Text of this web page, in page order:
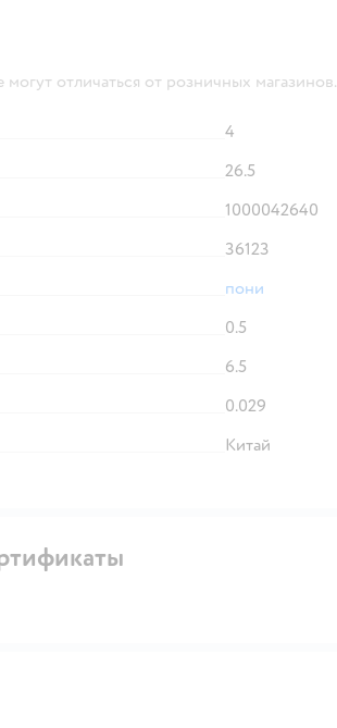
отличаться от розничных магазинов.
4
26.5
1000042640
36123
пони
0.5
6.5
0.029
Китай